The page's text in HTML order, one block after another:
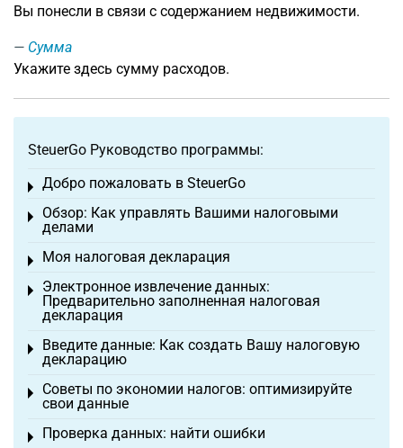
Вы понесли в связи с содержанием недвижимости.
Сумма
Укажите здесь сумму расходов.
SteuerGo Руководство программы:
Добро пожаловать в SteuerGo
Toggle menu
Обзор: Как управлять Вашими налоговыми
делами
Toggle menu
Моя налоговая декларация
Toggle menu
Электронное извлечение данных:
Предварительно заполненная налоговая
декларация
Toggle menu
Введите данные: Как создать Вашу налоговую
декларацию
Toggle menu
Советы по экономии налогов: оптимизируйте
свои данные
Toggle menu
Проверка данных: найти ошибки
Toggle menu